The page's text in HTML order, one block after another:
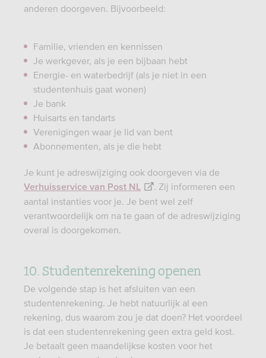
anderen doorgeven. Bijvoorbeeld:
Familie, vrienden en kennissen
Je werkgever, als je een bijbaan hebt
Energie- en waterbedrijf (als je niet in een
studentenhuis gaat wonen)
Je bank
Huisarts en tandarts
Verenigingen waar je lid van bent
Abonnementen, als je die hebt
Je kunt je adreswijziging ook doorgeven via de
Verhuisservice van Post NL
. Zij informeren een
aantal instanties voor je. Je bent wel zelf
verantwoordelijk om na te gaan of de adreswijziging
overal is doorgekomen.
10. Studentenrekening openen
De volgende stap is het afsluiten van een
studentenrekening. Je hebt natuurlijk al een
rekening, dus waarom zou je dat doen? Het voordeel
is dat een studentenrekening geen extra geld kost.
Je betaalt geen maandelijkse kosten voor het